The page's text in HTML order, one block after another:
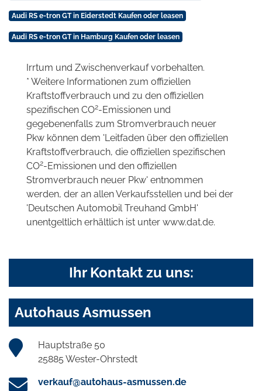
Audi RS e-tron GT in Eiderstedt Kaufen oder leasen
Audi RS e-tron GT in Hamburg Kaufen oder leasen
Irrtum und Zwischenverkauf vorbehalten.
* Weitere Informationen zum offiziellen
Kraftstoffverbrauch und zu den offiziellen
spezifischen CO2-Emissionen und
gegebenenfalls zum Stromverbrauch neuer
Pkw können dem 'Leitfaden über den offiziellen
Kraftstoffverbrauch, die offiziellen spezifischen
CO2-Emissionen und den offiziellen
Stromverbrauch neuer Pkw' entnommen
werden, der an allen Verkaufsstellen und bei der
'Deutschen Automobil Treuhand GmbH'
unentgeltlich erhältlich ist unter www.dat.de.
Ihr Kontakt zu uns:
Autohaus Asmussen
Hauptstraße 50
25885 Wester-Ohrstedt
verkauf@autohaus-asmussen.de